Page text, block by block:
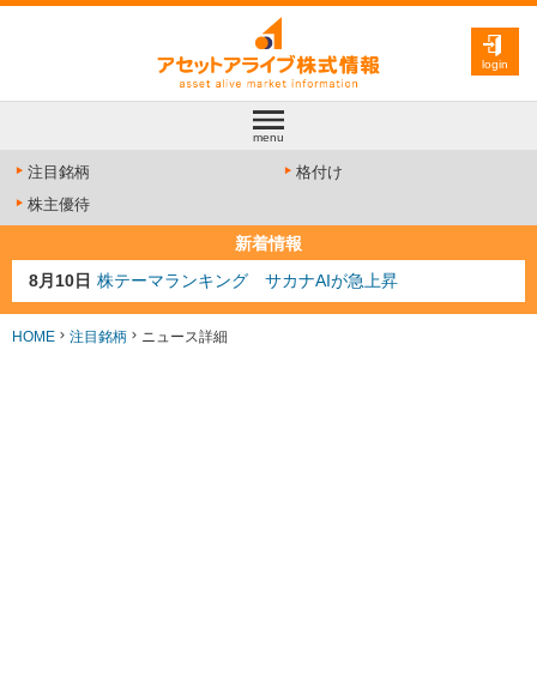
login
menu
注目銘柄
格付け
株主優待
新着情報
8月10日 株テーマランキング サカナAIが急上昇
8月9日 資源注目株 8月9日更新
8月4日 AI注目株 8月4日更新
HOME 注目銘柄 ニュース詳細